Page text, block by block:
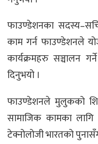
फाउण्डेशनका
काम गर्न फाउण्डेशनले
कार्यक्रमहरु सञ्चालन
दिनुभयो ।
फाउण्डेशनले मुलुकको
सामाजिक कामका लागि
टेक्नोलोजी भारतको